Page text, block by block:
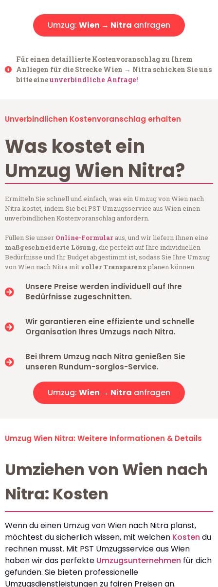
Umzug: Wien → Nitra anfragen
Für einen detaillierte Kostenvoranschlag zu Ihrem
Anliegen für die Strecke Wien → Nitra schicken Sie uns
bitte eineunverbindliche Anfrage!
Unverbindlichen Kostenvoranschlag erhalten
Was kostet ein
Umzug Wien Nitra?
Ermitteln Sie schnell und einfach, was ein Umzug von Wien nach
Nitra kostet, indem Sie bei PST Umzugsservice aus Wien einen
unverbindlichen Kostenvoranschlag anfordern.
Füllen Sie unser Online-Formular aus, und wir liefern Ihnen eine
maßgeschneiderte Lösung, die perfekt auf Ihre individuellen
Bedürfnisse und Ihr Budget abgestimmt ist, sodass Sie Ihre Umzug
von Wien nach Nitra mit voller Transparenzplanen können.
Unsere Preise werden individuell auf Ihre
Bedürfnisse zugeschnitten.
Wir garantieren eine effiziente und schnelle
Organisation Ihres Umzugs nach Nitra.
Bei Ihrem Umzug nach Nitra genießen Sie
unseren Rundum-sorglos-Service.
Umzug: Wien → Nitra anfragen
Umzug Wien Nitra: Weitere Informationen & Details
Umziehen von Wien nach
Nitra: Kosten
Wenn du einen Umzug von Wien nach Nitra planst,
möchtest du sicherlich wissen, mit welchen Kosten du
rechnen musst. Mit PST Umzugsservice aus Wien
haben wir das perfekte Umzugsunternehmen für dich
gefunden. Sie bieten professionelle
Umzugsdienstleistungen zu fairen Preisen an.